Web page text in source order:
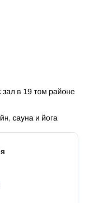
в 19 том районе
сауна и йога